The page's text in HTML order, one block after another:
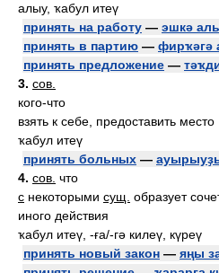
алыу, ҡабул итеү
принять на работу — эшкә
принять в партию — фирҡәгә
принять предложение —
3. сов.
кого-что
взять к себе, предоставить место
ҡабул итеү
принять больных —
4. сов. что
с некоторыми сущ. образует
иного действия
ҡабул итеү, -ға/-гә килеү, күреү
принять новый закон — яңы